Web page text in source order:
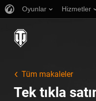
Oyunlar Hizmetler
Tüm makaleler
Tek tıkla